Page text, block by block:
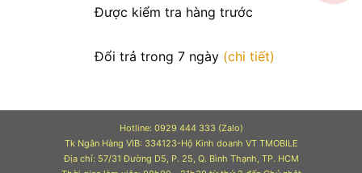
Được kiểm tra hàng trước
Đổi trả trong 7 ngày (chi tiết)
Hotline: 0929 444 333 (Zalo)
Tk Ngân Hàng VIB: 334123-Hộ Kinh doanh VT TMOBILE
Địa chỉ: 57/31 Đường D5, P. 25, Q. Bình Thạnh, TP. HCM